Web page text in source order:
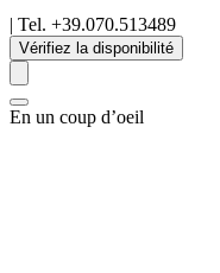
| Tel. +39.070.513489
Vérifiez la disponibilité
En un coup d’oeil